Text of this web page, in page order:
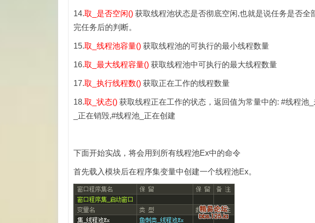
14.取_是否空闲() 获取线程池状态是否彻底空闲,也就是说任务是否全
完任务后的判断。
15.取_线程池容量() 获取线程池的可执行的最小线程数量
16.取_最大线程容量() 获取线程池中可执行的最大线程数量
17.取_执行线程数() 获取正在工作的线程数量
18.取_状态() 获取线程正在工作的状态，返回值为常量中的: #线程池
_正在销毁,#线程池_正在创建
下面开始实战，将会用到所有线程池Ex中的命令
首先载入模块后在程序集变量中创建一个线程池Ex。